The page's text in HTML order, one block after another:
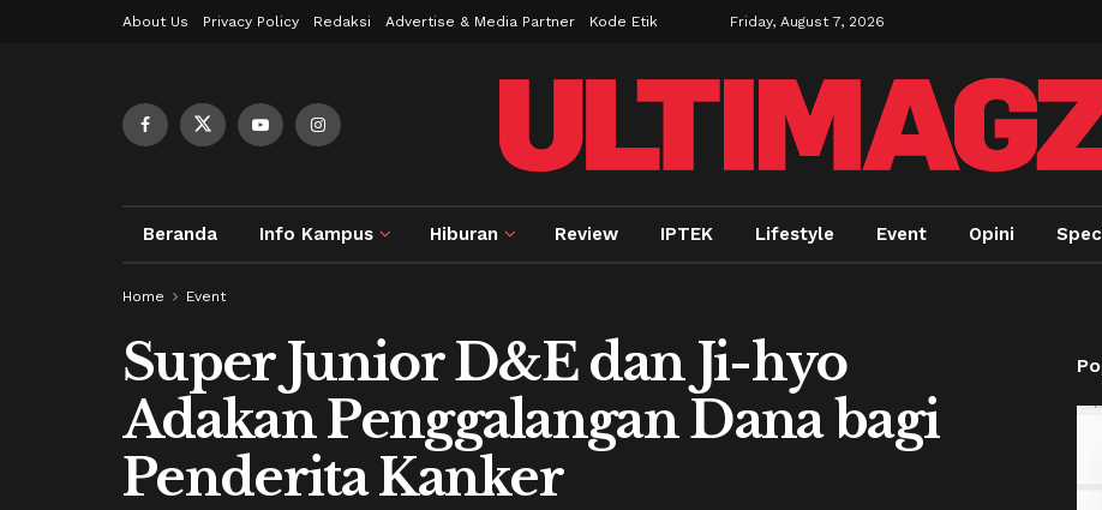
About Us Privacy Policy Redaksi Advertise & Media Partner Kode Etik Friday, August 7, 2026
Beranda Info Kampus Hiburan Review IPTEK Lifestyle Event Opini
Home Event
Super Junior D&E dan Ji-hyo
Adakan Penggalangan Dana bagi
Penderita Kanker